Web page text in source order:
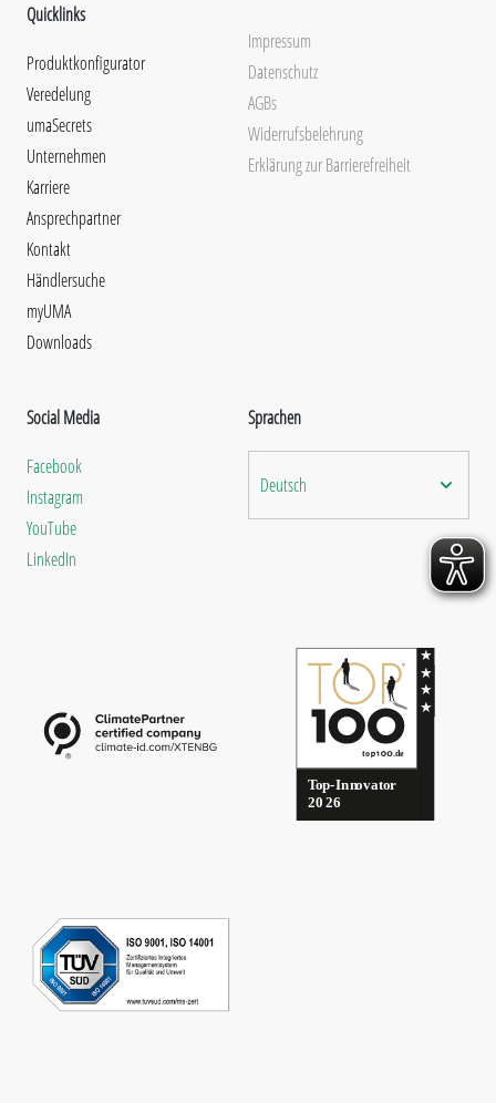
Quicklinks
Produktkonfigurator
Veredelung
umaSecrets
Unternehmen
Karriere
Ansprechpartner
Kontakt
Händlersuche
myUMA
Downloads
Impressum
Datenschutz
AGBs
Widerrufsbelehrung
Erklärung zur Barrierefreiheit
Social Media
Facebook
Instagram
YouTube
LinkedIn
Sprachen
Deutsch